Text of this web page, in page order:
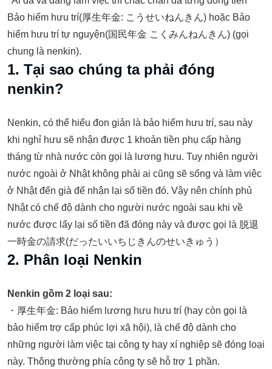
Bảo hiểm hưu trí(厚生年金: こうせいねんきん) hoặc Bảo
hiểm hưu trí tự nguyện(国民年金 こくみんねんきん) (gọi
chung là nenkin).
1. Tại sao chúng ta phải đóng
nenkin?
Nenkin, có thể hiểu đon giản là bảo hiểm hưu trí, sau này
khi nghỉ hưu sẽ nhận được 1 khoản tiền phụ cấp hàng
tháng từ nhà nước còn gọi là lương hưu. Tuy nhiên người
nước ngoài ở Nhật không phải ai cũng sẽ sống và làm việc
ở Nhật đến già để nhận lại số tiền đó. Vậy nên chính phủ
Nhật có chế độ dành cho người nước ngoài sau khi về
nước được lấy lại số tiền đã đóng này và được gọi là 脱退
一時金の請求(だったいいちじきんのせいきゅう）
2. Phân loại Nenkin
Nenkin gồm 2 loại sau:
・厚生年金: Bảo hiểm lương hưu hưu trí (hay còn gọi là
bảo hiểm trợ cấp phúc lợi xã hội), là chế độ dành cho
những người làm việc tại công ty hay xí nghiệp sẽ đóng loại
này. Thông thường phía công ty sẽ hỗ trợ 1 phần.